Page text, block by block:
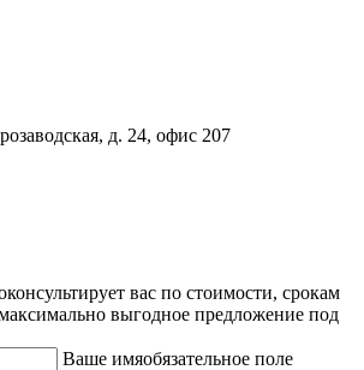
д. 24, офис 207
вас по стоимости, срокам
выгодное предложение под
Ваше имяобязательное поле